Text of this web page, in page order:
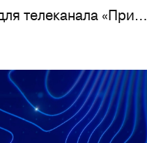
Новогоднее промо для телеканала «Прима»